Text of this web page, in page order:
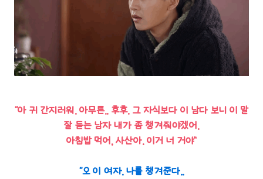
“아 귀 간지러워. 아무튼.. 후후. 그 자식보다 이 남다 보니 이 말
잘 듣는 남자 내가 좀 챙겨줘야겠어.
아침밥 먹어, 사산아. 이거 너 거야”
“오 이 여자. 나를 챙겨준다..